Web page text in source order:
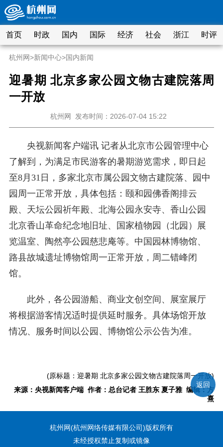
首页 时政 国内 国际 经济 社会 浙江 时评
杭州网>新闻中心>国内新闻
迎暑期 北京多家公园文物古建院落周
一开放
杭州网 发布时间：2026-07-04 15:22
央视新闻客户端讯 记者从北京市公园管理中心
了解到，为满足市民游客的暑期游览需求，即日起
至8月31日，多家北京市属公园文物古建院落、园中
园周一正常开放，具体包括：颐和园佛香阁排云
殿、天坛公园祈年殿、北海公园永安寺、香山公园
北京香山革命纪念地旧址、国家植物园（北园）展
览温室、陶然亭公园慈悲庵等。中国园林博物馆、
路县故城遗址博物馆周一正常开放，周二错峰闭
馆。
此外，各公园游船、商业文创空间、展室展厅
将根据游客情况适时提供延时服务。具体场馆开放
情况、服务时间以公园、博物馆公示公告为准。
(原标题：迎暑期 北京多家公园文物古建院落周一开放)
来源：央视新闻客户端 作者：总台记者 王胜东 夏子雅 编辑：方
熹
杭州网(杭州网络传媒有限公司)版权所有
未经授权禁止复制或镜像
返回